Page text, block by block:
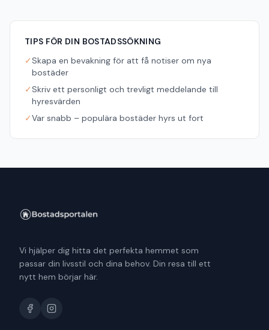
TIPS FÖR DIN BOSTADSSÖKNING
✓Skapa en bevakning för att få notiser om nya
bostäder
✓Skriv ett personligt och trevligt meddelande till
hyresvärden
✓Var snabb – populära bostäder hyrs ut fort
Vi hjälper dig hitta det perfekta hemmet som
passar din livsstil och dina behov. Din resa till ett
nytt hem börjar här.